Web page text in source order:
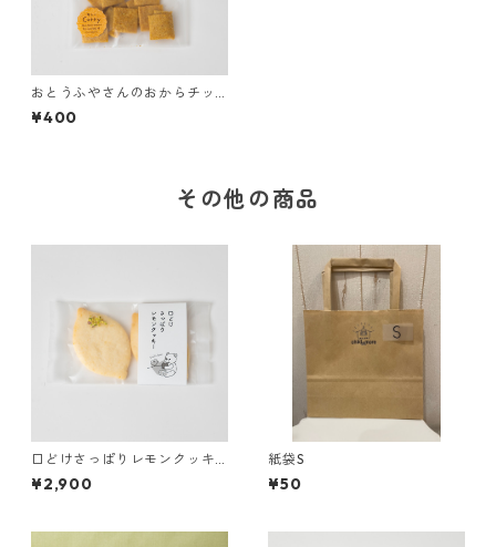
おとうふやさんのおからチッ
プス【カレー】
¥400
その他の商品
口どけさっぱりレモンクッキ
ー【5袋セット】
¥2,900
紙袋S
¥50